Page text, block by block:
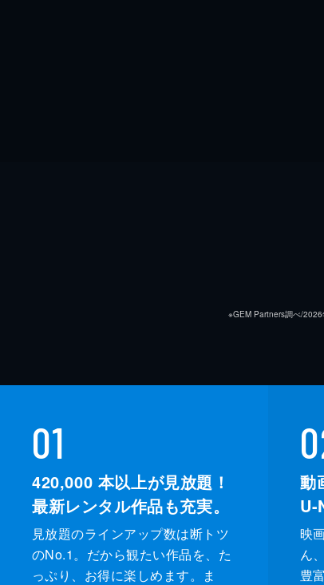
※GEM Partners調べ/2026
01
420,000 本以上が見放題！
最新レンタル作品も充実。
見放題のラインアップ数は断トツ
のNo.1。だから観たい作品を、た
っぷり、お得に楽しめます。ま
動
U-
映
ん
豊